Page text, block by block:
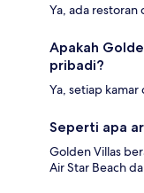
Ya, ada
Apakah
pribadi?
Ya, setiap
Seperti apa
Golden Villas
Air Star Beach